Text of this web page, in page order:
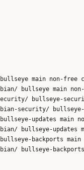
main non-free
bullseye main
bullseye-
security/
updates main
bullseye-updates
backports
bullseye-